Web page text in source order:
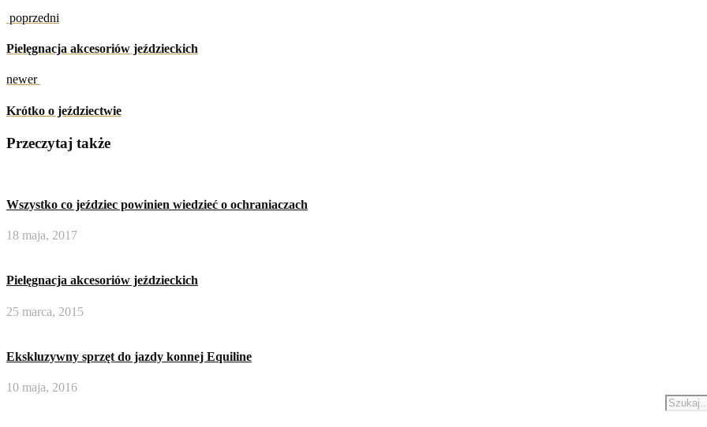
poprzedni
Pielęgnacja akcesoriów jeździeckich
newer
Krótko o jeździectwie
Przeczytaj także
Wszystko co jeździec powinien wiedzieć o ochraniaczach
18 maja, 2017
Pielęgnacja akcesoriów jeździeckich
25 marca, 2015
Ekskluzywny sprzęt do jazdy konnej Equiline
10 maja, 2016